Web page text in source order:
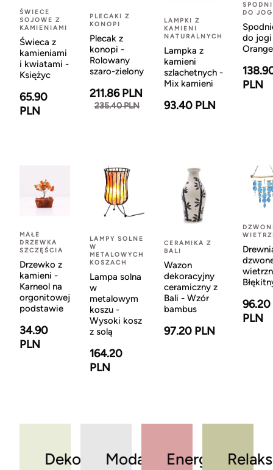
ŚWIECE
SOJOWE Z
KAMIENIAMI
Świeca z
kamieniami
i kwiatami -
Księżyc
65.90
PLN
PLECAKI Z
KONOPI
Plecak z
konopi -
Rolowany
szaro-zielony
211.86 PLN
235.40 PLN
LAMPKI Z
KAMIENI
NATURALNYCH
Lampka z
kamieni
szlachetnych -
Mix kamieni
93.40 PLN
DO
do
Orange
PLN
MAŁE
DRZEWKA
SZCZĘŚCIA
Drzewko z
kamieni -
Karneol na
orgonitowej
podstawie
34.90
PLN
LAMPY SOLNE
W
METALOWYCH
KOSZACH
Lampa solna
w
metalowym
koszu -
Wysoki kosz
z solą
164.20
PLN
CERAMIKA Z
BALI
Wazon
dekoracyjny
ceramiczny z
Bali - Wzór
bambus
97.20 PLN
96.20
PLN
DekoracjeModa Energia Relaks